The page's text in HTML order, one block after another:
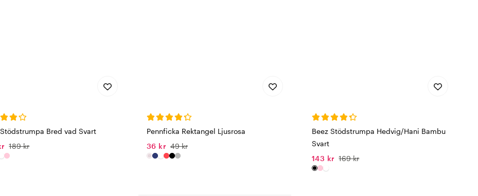
Bred vad Svart
189 kr
Pennficka Rektangel Ljusrosa
36 kr 49 kr
Beez Stödstrumpa Hedvig/Hani Bambu
Svart
143 kr 169 kr